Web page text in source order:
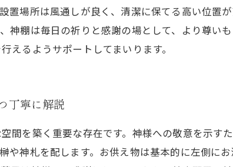
置場所は風通しが良く、清潔に保てる高い位置
神棚は毎日の祈りと感謝の場として、より尊い
えるようサポートしてまいります。
丁寧に解説
間を築く重要な存在です。神様への敬意を示す
や神札を配します。お供え物は基本的に左側に